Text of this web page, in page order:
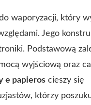
waporyzacji, który
Jego
Podstawową
wyjściową oraz
e papieros cieszy się
którzy